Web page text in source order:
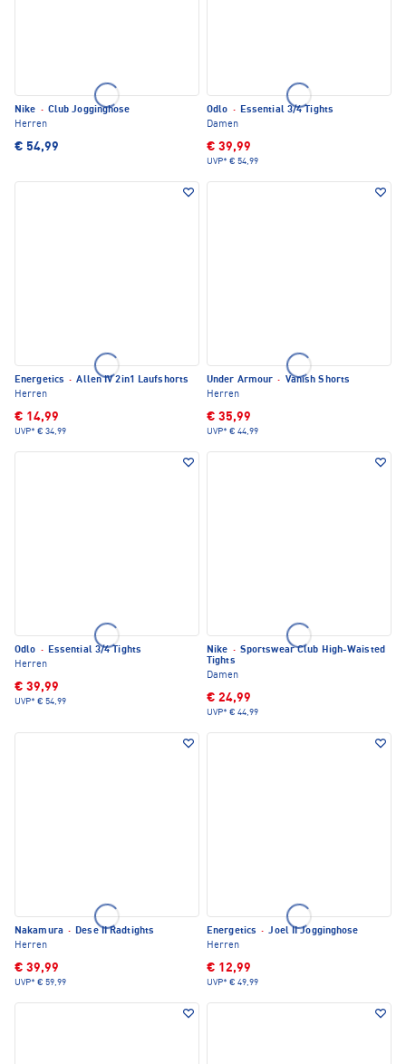
Nike · Club Jogginghose
Herren
€ 54,99
Odlo · Essential 3/4 Tights
Damen
€ 39,99
UVP* € 54,99
Energetics · Allen IV 2in1 Laufshorts
Herren
€ 14,99
UVP* € 34,99
Under Armour · Vanish Shorts
Herren
€ 35,99
UVP* € 44,99
Odlo · Essential 3/4 Tights
Herren
€ 39,99
UVP* € 54,99
Nike · Sportswear Club High-Waisted
Tights
Damen
€ 24,99
UVP* € 44,99
Nakamura · Dese II Radtights
Herren
€ 39,99
UVP* € 59,99
Energetics · Joel II Jogginghose
Herren
€ 12,99
UVP* € 49,99